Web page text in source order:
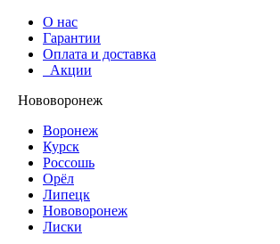
О нас
Гарантии
Оплата и доставка
Акции
Нововоронеж
Воронеж
Курск
Россошь
Орёл
Липецк
Нововоронеж
Лиски